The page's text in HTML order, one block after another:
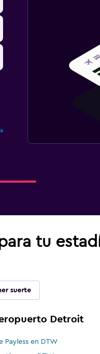
tu
suerte
Detroit
Payless en DTW